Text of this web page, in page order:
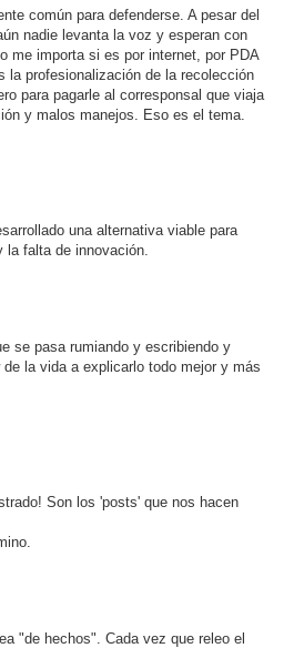
común para defenderse. A pesar del
nadie levanta la voz y esperan con
me importa si es por internet, por PDA
la profesionalización de la recolección
para pagarle al corresponsal que viaja
y malos manejos. Eso es el tema.
una alternativa viable para
la falta de innovación.
se pasa rumiando y escribiendo y
la vida a explicarlo todo mejor y más
Son los 'posts' que nos hacen
"de hechos". Cada vez que releo el